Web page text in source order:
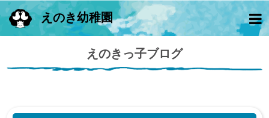
えのき幼稚園
えのきっ子ブログ